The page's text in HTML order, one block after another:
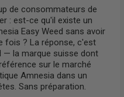
de consommateurs de
: est-ce qu'il existe un
Easy Weed sans avoir
fois ? La réponse, c'est
— la marque suisse dont
sur le marché
Amnesia dans un
Sans préparation.